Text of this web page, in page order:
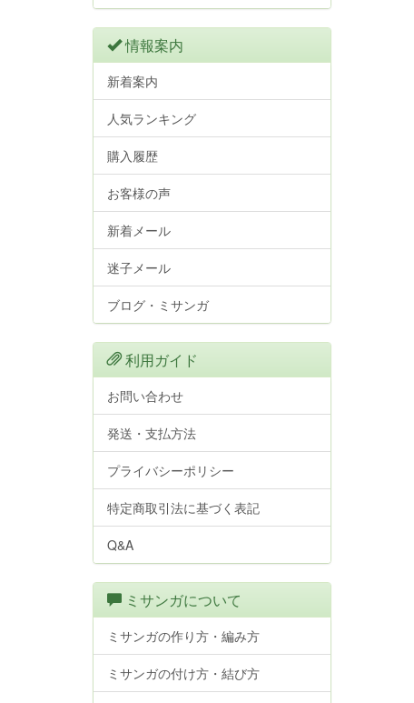
情報案内
新着案内
人気ランキング
購入履歴
お客様の声
新着メール
迷子メール
ブログ・ミサンガ
利用ガイド
お問い合わせ
発送・支払方法
プライバシーポリシー
特定商取引法に基づく表記
Q&A
ミサンガについて
ミサンガの作り方・編み方
ミサンガの付け方・結び方